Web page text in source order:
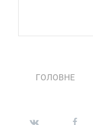
ГОЛОВНЕ